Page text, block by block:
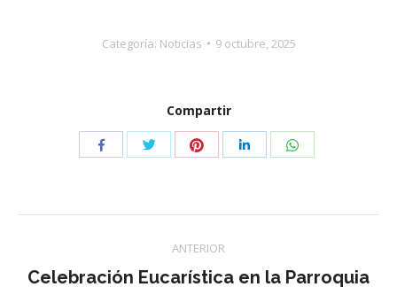
Categoría: Noticias 9 octubre, 2025
Compartir
CompartirCompartirCompartirCompartirCompartir
Navegación
ANTERIOR
Celebración Eucarística en la Parroquia